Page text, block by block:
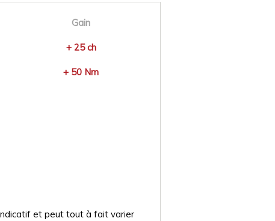
Gain
+ 25 ch
+ 50 Nm
et peut tout à fait varier